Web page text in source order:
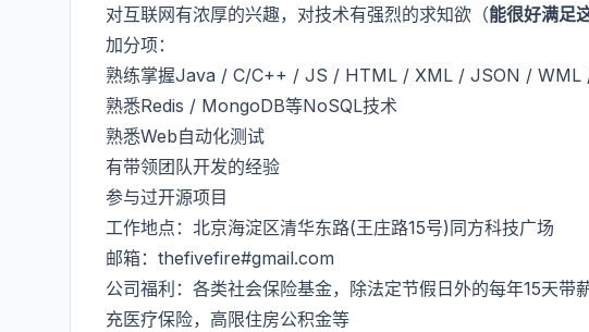
对互联网有浓厚的兴趣，对技术有强烈的求知欲（能很好满足
加分项：
熟练掌握Java / C/C++ / JS / HTML / XML / JSON / WML
熟悉Redis / MongoDB等NoSQL技术
熟悉Web自动化测试
有带领团队开发的经验
参与过开源项目
工作地点：北京海淀区清华东路(王庄路15号)同方科技广场
邮箱：thefivefire#gmail.com
公司福利：各类社会保险基金，除法定节假日外的每年15天
充医疗保险，高限住房公积金等